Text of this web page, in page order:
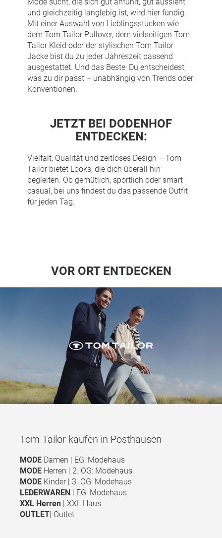
und gleichzeitig langlebig ist, wird hier fündig.
Mit einer Auswahl von Lieblingsstücken wie
dem Tom Tailor Pullover, dem vielseitigen Tom
Tailor Kleid oder der stylischen Tom Tailor
Jacke bist du zu jeder Jahreszeit passend
ausgestattet. Und das Beste: Du entscheidest,
was zu dir passt – unabhängig von Trends oder
Konventionen.
JETZT BEI DODENHOF
ENTDECKEN:
Vielfalt, Qualität und zeitloses Design – Tom
Tailorbietet Looks, die dich überall hin
begleiten. Ob gemütlich, sportlich oder smart
casual, bei uns findest du das passende Outfit
für jeden Tag.
VOR ORT ENTDECKEN
Tom Tailor kaufen in Posthausen
MODE Damen | EG: Modehaus
MODE Herren | 2. OG: Modehaus
MODE Kinder | 3. OG: Modehaus
LEDERWAREN | EG: Modehaus
XXL Herren | XXL Haus
OUTLET| Outlet